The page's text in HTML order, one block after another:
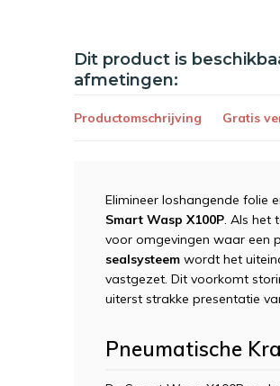
Dit product is
afmetingen:
Productomschrijving Gratis
Elimineer loshangende folie
Smart Wasp X100P. Als het
voor omgevingen waar een
sealsysteem wordt het
vastgezet. Dit voorkomt
uiterst strakke presentatie
Pneumatische